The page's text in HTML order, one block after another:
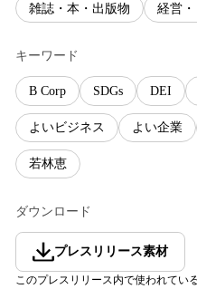
雑誌・本・出版物 経営
キーワード
B Corp SDGs DEI
よいビジネス よい企業
若林恵
ダウンロード
プレスリリース素材
このプレスリリース内で使われてい